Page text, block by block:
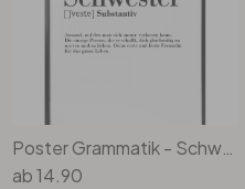
Poster Grammatik - Schwester
ab14.90